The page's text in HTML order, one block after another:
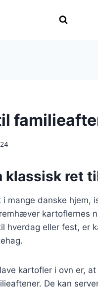
klassisk ret
mange danske hjem,
kartoflernes
hverdag eller fest, er
kartofler i ovn er,
De kan